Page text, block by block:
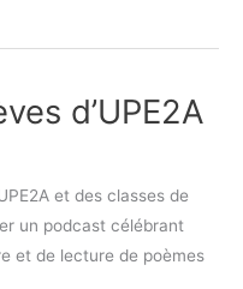
d’UPE2A
et des classes de
un podcast célébrant
et de lecture de poèmes